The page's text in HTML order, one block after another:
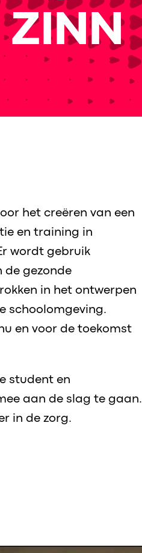
het creëren van een
en training in
wordt gebruik
de gezonde
in het ontwerpen
schoolomgeving.
en voor de toekomst
student en
aan de slag te gaan.
in de zorg.